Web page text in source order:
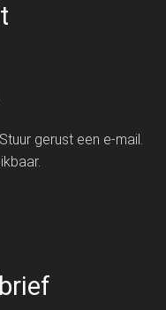
gerust een e-mail.